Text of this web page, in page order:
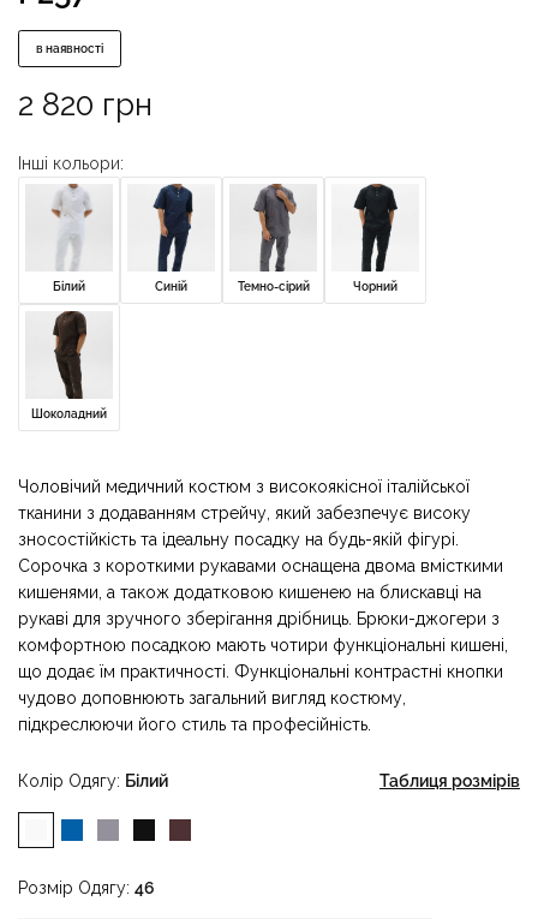
в наявності
2 820 грн
Інші кольори:
Білий Синій Темно-сірий Чорний
Шоколадний
Чоловічий медичний костюм з високоякісної італійської
тканини з додаванням стрейчу, який забезпечує високу
зносостійкість та ідеальну посадку на будь-якій фігурі.
Сорочка з короткими рукавами оснащена двома вмісткими
кишенями, а також додатковою кишенею на блискавці на
рукаві для зручного зберігання дрібниць. Брюки-джогери з
комфортною посадкою мають чотири функціональні кишені,
що додає їм практичності. Функціональні контрастні кнопки
чудово доповнюють загальний вигляд костюму,
підкреслюючи його стиль та професійність.
Колір Одягу Білий
Розмір Одягу 46
Таблиця розмірів